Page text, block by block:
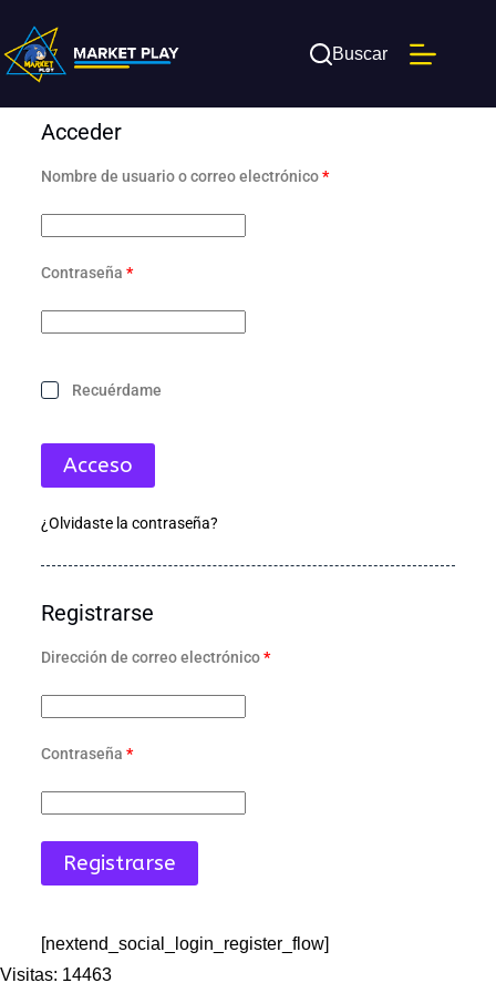
Buscar
Acceder
Nombre de usuario o correo electrónico*
Contraseña *
Recuérdame
Acceso
¿Olvidaste la contraseña?
Registrarse
Dirección de correo electrónico*
Contraseña *
Registrarse
[nextend_social_login_register_flow]
Visitas: 14463